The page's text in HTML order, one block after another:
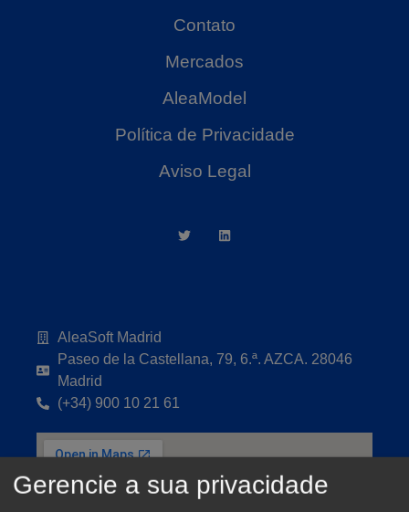
Contato
Mercados
AleaModel
Política de Privacidade
Aviso Legal
AleaSoft Madrid
Paseo de la Castellana, 79, 6.ª. AZCA. 28046
Madrid
(+34) 900 10 21 61
Gerencie a sua privacidade